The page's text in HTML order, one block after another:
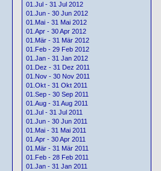
01.Jul - 31 Jul 2012
01.Jun - 30 Jun 2012
01.Mai - 31 Mai 2012
01.Apr - 30 Apr 2012
01.Mär - 31 Mär 2012
01.Feb - 29 Feb 2012
01.Jan - 31 Jan 2012
01.Dez - 31 Dez 2011
01.Nov - 30 Nov 2011
01.Okt - 31 Okt 2011
01.Sep - 30 Sep 2011
01.Aug - 31 Aug 2011
01.Jul - 31 Jul 2011
01.Jun - 30 Jun 2011
01.Mai - 31 Mai 2011
01.Apr - 30 Apr 2011
01.Mär - 31 Mär 2011
01.Feb - 28 Feb 2011
01.Jan - 31 Jan 2011